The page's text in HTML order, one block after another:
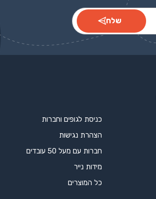
שלח
כניסת לגופים וחברות
הצהרת נגישות
חברות עם מעל 50 עובדים
מידות נייר
כל המוצרים